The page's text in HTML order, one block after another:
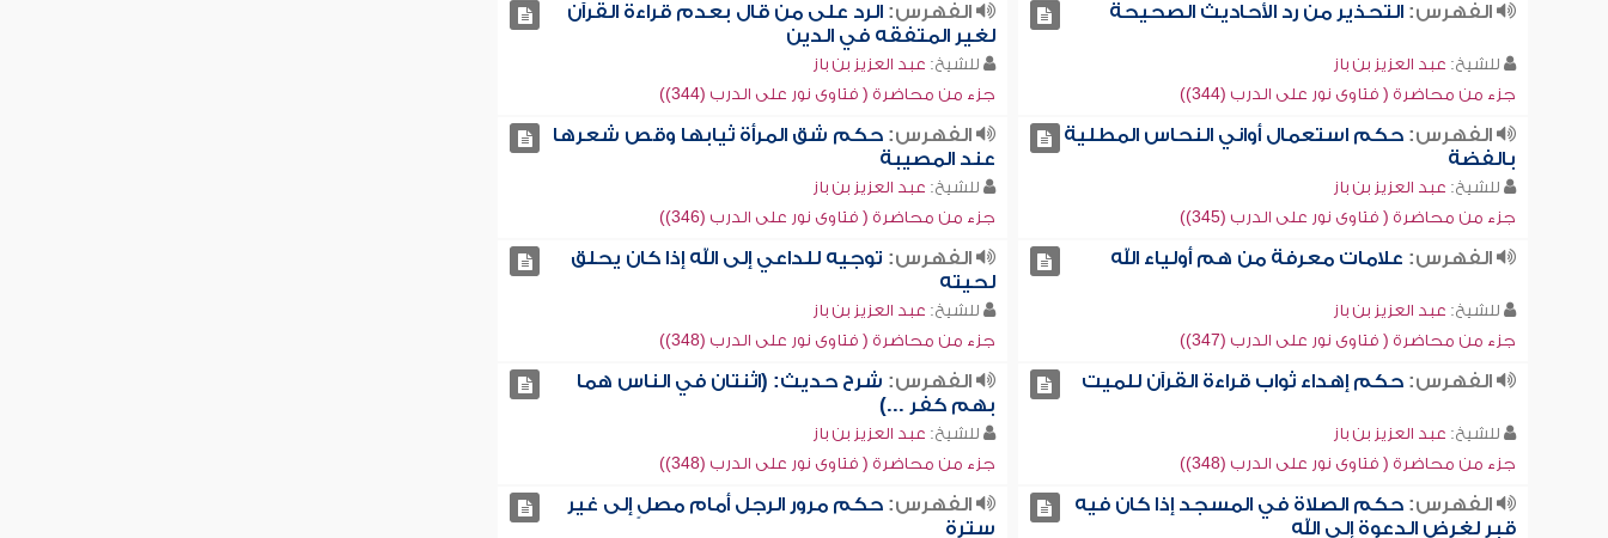
الفهرس:التحذير من رد الأحاديث الصحيحة
للشيخ: عبد العزيز بن باز
جزء من محاضرة ( فتاوى نور على الدرب (344))
الفهرس: الرد على من قال بعدم قراءة القرآن
لغير المتفقه في الدين
للشيخ: عبد العزيز بن باز
جزء من محاضرة ( فتاوى نور على الدرب (344))
الفهرس:حكم استعمال أواني النحاس المطلية
بالفضة
للشيخ: عبد العزيز بن باز
جزء من محاضرة ( فتاوى نور على الدرب (345))
الفهرس: حكم شق المرأة ثيابها وقص شعرها
عند المصيبة
للشيخ: عبد العزيز بن باز
جزء من محاضرة ( فتاوى نور على الدرب (346))
الفهرس: علامات معرفة من هم أولياء الله
للشيخ: عبد العزيز بن باز
جزء من محاضرة ( فتاوى نور على الدرب (347))
الفهرس: توجيه للداعي إلى الله إذا كان يحلق
لحيته
للشيخ: عبد العزيز بن باز
جزء من محاضرة ( فتاوى نور على الدرب (348))
الفهرس:حكم إهداء ثواب قراءة القرآن للميت
للشيخ: عبد العزيز بن باز
جزء من محاضرة ( فتاوى نور على الدرب (348))
الفهرس: شرح حديث: (اثنتان في الناس هما
بهم كفر ...)
للشيخ: عبد العزيز بن باز
جزء من محاضرة ( فتاوى نور على الدرب (348))
الفهرس:حكم الصلاة في المسجد إذا كان فيه
قبر لغرض الدعوة إلى الله
الفهرس: حكم مرور الرجل أمام مصلٍ إلى غير
سترة